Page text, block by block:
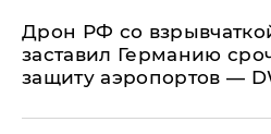
​Дрон РФ со
заставил Германию
защиту аэропортов —